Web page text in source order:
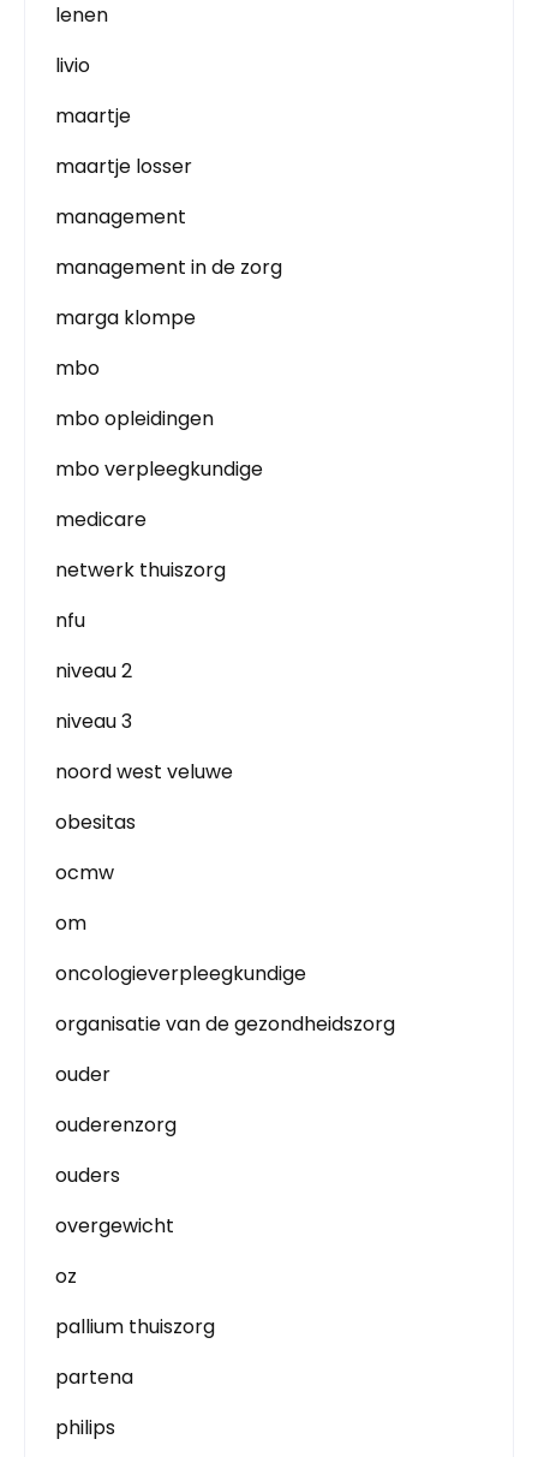
lenen
livio
maartje
maartje losser
management
management in de zorg
marga klompe
mbo
mbo opleidingen
mbo verpleegkundige
medicare
netwerk thuiszorg
nfu
niveau 2
niveau 3
noord west veluwe
obesitas
ocmw
om
oncologieverpleegkundige
organisatie van de gezondheidszorg
ouder
ouderenzorg
ouders
overgewicht
oz
pallium thuiszorg
partena
philips